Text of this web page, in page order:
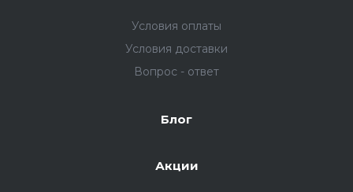
Условия оплаты
Условия доставки
Вопрос - ответ
Блог
Акции